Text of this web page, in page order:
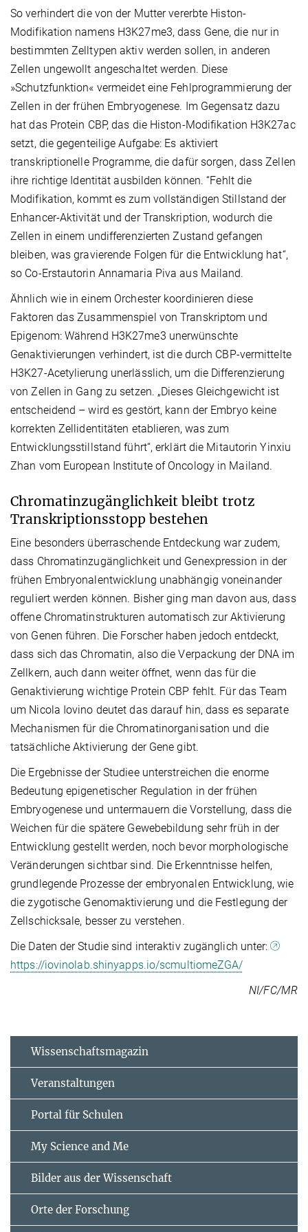
So verhindert die von der Mutter vererbte Histon-
Modifikation namens H3K27me3, dass Gene, die nur in
bestimmten Zelltypen aktiv werden sollen, in anderen
Zellen ungewollt angeschaltet werden. Diese
»Schutzfunktion« vermeidet eine Fehlprogrammierung der
Zellen in der frühen Embryogenese. Im Gegensatz dazu
hat das Protein CBP, das die Histon-Modifikation H3K27ac
setzt, die gegenteilige Aufgabe: Es aktiviert
transkriptionelle Programme, die dafür sorgen, dass Zellen
ihre richtige Identität ausbilden können. “Fehlt die
Modifikation, kommt es zum vollständigen Stillstand der
Enhancer-Aktivität und der Transkription, wodurch die
Zellen in einem undifferenzierten Zustand gefangen
bleiben, was gravierende Folgen für die Entwicklung hat“,
so Co-Erstautorin Annamaria Piva aus Mailand.
Ähnlich wie in einem Orchester koordinieren diese
Faktoren das Zusammenspiel von Transkriptom und
Epigenom: Während H3K27me3 unerwünschte
Genaktivierungen verhindert, ist die durch CBP-vermittelte
H3K27-Acetylierung unerlässlich, um die Differenzierung
von Zellen in Gang zu setzen. „Dieses Gleichgewicht ist
entscheidend – wird es gestört, kann der Embryo keine
korrekten Zellidentitäten etablieren, was zum
Entwicklungsstillstand führt“, erklärt die Mitautorin Yinxiu
Zhan vom European Institute of Oncology in Mailand.
Chromatinzugänglichkeit bleibt trotz
Transkriptionsstopp bestehen
Eine besonders überraschende Entdeckung war zudem,
dass Chromatinzugänglichkeit und Genexpression in der
frühen Embryonalentwicklung unabhängig voneinander
reguliert werden können. Bisher ging man davon aus, dass
offene Chromatinstrukturen automatisch zur Aktivierung
von Genen führen. Die Forscher haben jedoch entdeckt,
dass sich das Chromatin, also die Verpackung der DNA im
Zellkern, auch dann weiter öffnet, wenn das für die
Genaktivierung wichtige Protein CBP fehlt. Für das Team
um Nicola Iovino deutet das darauf hin, dass es separate
Mechanismen für die Chromatinorganisation und die
tatsächliche Aktivierung der Gene gibt.
Die Ergebnisse der Studiee unterstreichen die enorme
Bedeutung epigenetischer Regulation in der frühen
Embryogenese und untermauern die Vorstellung, dass die
Weichen für die spätere Gewebebildung sehr früh in der
Entwicklung gestellt werden, noch bevor morphologische
Veränderungen sichtbar sind. Die Erkenntnisse helfen,
grundlegende Prozesse der embryonalen Entwicklung, wie
die zygotische Genomaktivierung und die Festlegung der
Zellschicksale, besser zu verstehen.
Die Daten der Studie sind interaktiv zugänglich unter:
https://iovinolab.shinyapps.io/scmultiomeZGA/
NI/FC/MR
Wissenschaftsmagazin
Veranstaltungen
Portal für Schulen
My Science and Me
Bilder aus der Wissenschaft
Orte der Forschung